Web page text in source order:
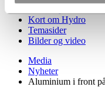
Kort om Hydro
Temasider
Bilder og video
Media
Nyheter
Aluminium i front